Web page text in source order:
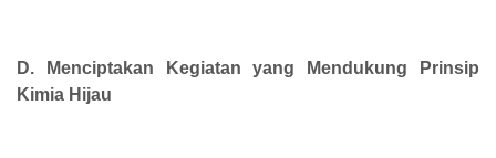
D. Menciptakan Kegiatan yang Mendukung Prinsip
Kimia Hijau